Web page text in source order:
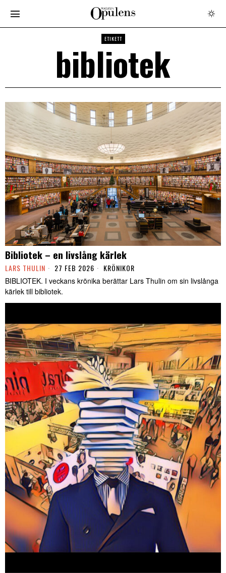
ETIKETT
bibliotek
Bibliotek – en livslång kärlek
LARS THULIN 27 FEB 2026 KRÖNIKOR
BIBLIOTEK. I veckans krönika berättar Lars Thulin om sin livslånga
kärlek till bibliotek.